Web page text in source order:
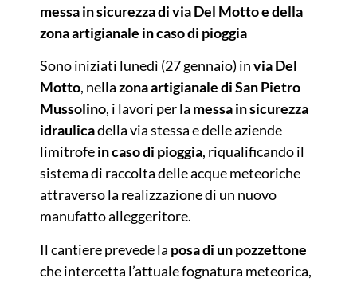
messa in sicurezza di via Del Motto e della
zona artigianale in caso di pioggia
Sono iniziati lunedì (27 gennaio) invia Del
Motto, nellazona artigianale di San Pietro
Mussolino, i lavori per la messa in sicurezza
idraulicadella via stessa e delle aziende
limitrofein caso di pioggia, riqualificando il
sistema di raccolta delle acque meteoriche
attraverso la realizzazione di un nuovo
manufatto alleggeritore.
Il cantiere prevede la posa di un pozzettone
che intercetta l’attuale fognatura meteorica,